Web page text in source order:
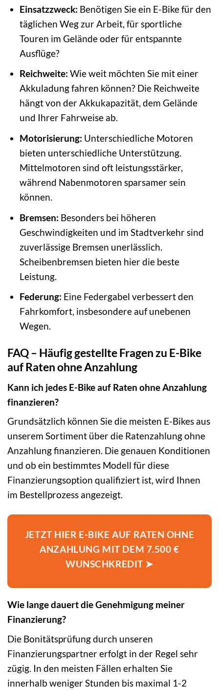
Einsatzzweck: Benötigen Sie ein E-Bike für den
täglichen Weg zur Arbeit, für sportliche
Touren im Gelände oder für entspannte
Ausflüge?
Reichweite: Wie weit möchten Sie mit einer
Akkuladung fahren können? Die Reichweite
hängt von der Akkukapazität, dem Gelände
und Ihrer Fahrweise ab.
Motorisierung: Unterschiedliche Motoren
bieten unterschiedliche Unterstützung.
Mittelmotoren sind oft leistungsstärker,
während Nabenmotoren sparsamer sein
können.
Bremsen: Besonders bei höheren
Geschwindigkeiten und im Stadtverkehr sind
zuverlässige Bremsen unerlässlich.
Scheibenbremsen bieten hier die beste
Leistung.
Federung: Eine Federgabel verbessert den
Fahrkomfort, insbesondere auf unebenen
Wegen.
FAQ – Häufig gestellte Fragen zu E-Bike
auf Raten ohne Anzahlung
Kann ich jedes E-Bike auf Raten ohne Anzahlung
finanzieren?
Grundsätzlich können Sie die meisten E-Bikes aus
unserem Sortiment über die Ratenzahlung ohne
Anzahlung finanzieren. Die genauen Konditionen
und ob ein bestimmtes Modell für diese
Finanzierungsoption qualifiziert ist, wird Ihnen
im Bestellprozess angezeigt.
JETZT HIER E-BIKE AUF RATEN OHNE
ANZAHLUNG MIT DEM 7.500 €
WUNSCHKREDIT ➤
Wie lange dauert die Genehmigung meiner
Finanzierung?
Die Bonitätsprüfung durch unseren
Finanzierungspartner erfolgt in der Regel sehr
zügig. In den meisten Fällen erhalten Sie
innerhalb weniger Stunden bis maximal 1-2